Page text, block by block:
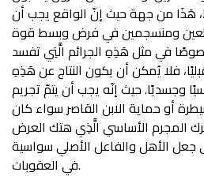
هَذَا من جهة حيث إنّ الواقع يجب أن
ومنسجمين في فرض وبسط قوة
في مثل هَذِهِ الجرائم الَّتِي تفسد
فلا يُمكن أن يكون النتاج عن هَذِهِ
وجسديًا. حيث إنّه يجب أن يتمّ تجريم
أو حماية الابن القاصر سواء كان
المجرم الأساسي الَّذِي هتك العرض
جعل الأهل والفاعل الأصلي سواسية
في العقوبات.